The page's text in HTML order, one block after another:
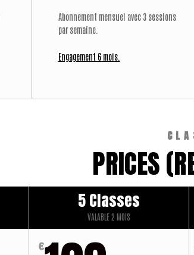
Abonnement mensuel avec 3 sessions
par semaine.
Engagement 6 mois.
PRICES
5 Classes
VALABLE 2 MOIS
€